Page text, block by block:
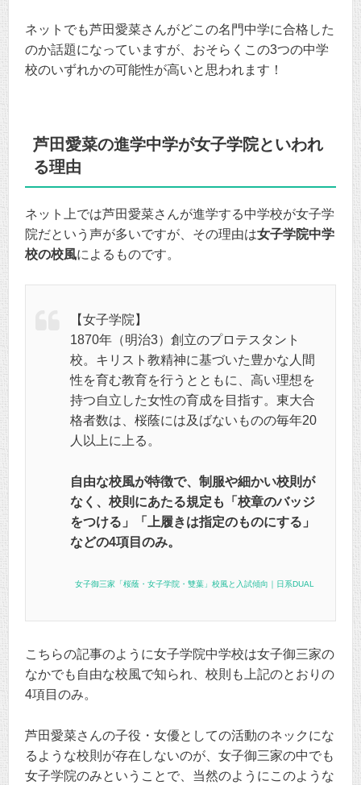
ネットでも芦田愛菜さんがどこの名門中学に合格した
のか話題になっていますが、おそらくこの3つの中学
校のいずれかの可能性が高いと思われます！
芦田愛菜の進学中学が女子学院といわれ
る理由
ネット上では芦田愛菜さんが進学する中学校が女子学
院だという声が多いですが、その理由は女子学院中学
校の校風によるものです。
【女子学院】
1870年（明治3）創立のプロテスタント
校。キリスト教精神に基づいた豊かな人間
性を育む教育を行うとともに、高い理想を
持つ自立した女性の育成を目指す。東大合
格者数は、桜蔭には及ばないものの毎年20
人以上に上る。
自由な校風が特徴で、制服や細かい校則が
なく、校則にあたる規定も「校章のバッジ
をつける」「上履きは指定のものにする」
などの4項目のみ。
女子御三家「桜蔭・女子学院・雙葉」校風と入試傾向｜日系DUAL
こちらの記事のように女子学院中学校は女子御三家の
なかでも自由な校風で知られ、校則も上記のとおりの
4項目のみ。
芦田愛菜さんの子役・女優としての活動のネックにな
るような校則が存在しないのが、女子御三家の中でも
女子学院のみということで、当然のようにこのような